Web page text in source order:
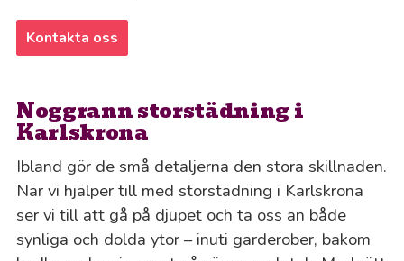
Kontakta oss
Noggrann storstädning i
Karlskrona
Ibland gör de små detaljerna den stora skillnaden.
När vi hjälper till med storstädning i Karlskrona
ser vi till att gå på djupet och ta oss an både
synliga och dolda ytor – inuti garderober, bakom